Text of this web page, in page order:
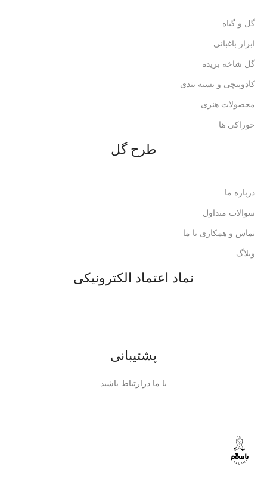
گل و گیاه
ابزار باغبانی
گل شاخه بریده
کادوپیچی و بسته بندی
محصولات هنری
خوراکی ها
طرح گل
درباره ما
سوالات متداول
تماس و همکاری با ما
وبلاگ
نماد اعتماد الکترونیکی
پشتیبانی
با ما درارتباط باشید